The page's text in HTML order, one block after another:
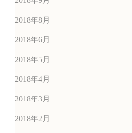
2018年8月
2018年6月
2018年5月
2018年4月
2018年3月
2018年2月